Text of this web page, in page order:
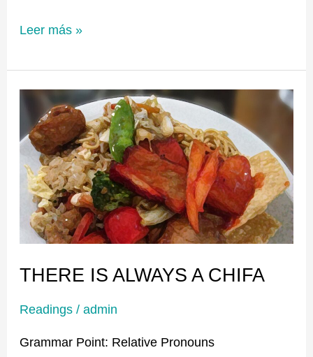
Leer más »
THERE IS ALWAYS A CHIFA
Readings /admin
Grammar Point: Relative Pronouns
THERE
ALWAYS
A
CHIFA